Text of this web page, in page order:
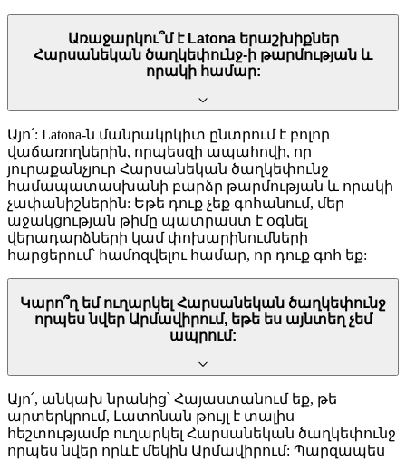
Առաջարկու՞մ է Latona երաշխիքներ
Հարսանեկան ծաղկեփունջ-ի թարմության և
որակի համար:
Այո՛: Latona-ն մանրակրկիտ ընտրում է բոլոր
վաճառողներին, որպեսզի ապահովի, որ
յուրաքանչյուր Հարսանեկան ծաղկեփունջ
համապատասխանի բարձր թարմության և որակի
չափանիշներին: Եթե դուք չեք գոհանում, մեր
աջակցության թիմը պատրաստ է օգնել
վերադարձների կամ փոխարինումների
հարցերում՝ համոզվելու համար, որ դուք գոհ եք:
Կարո՞ղ եմ ուղարկել Հարսանեկան ծաղկեփունջ
որպես նվեր Արմավիրում, եթե ես այնտեղ չեմ
ապրում:
Այո՛, անկախ նրանից՝ Հայաստանում եք, թե
արտերկրում, Լատոնան թույլ է տալիս
հեշտությամբ ուղարկել Հարսանեկան ծաղկեփունջ
որպես նվեր որևէ մեկին Արմավիրում: Պարզապես